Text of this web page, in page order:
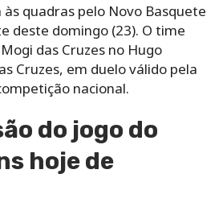
quadras pelo Novo Basquete
deste domingo (23). O time
das Cruzes no Hugo
Cruzes, em duelo válido pela
nacional.
do jogo do
hoje de